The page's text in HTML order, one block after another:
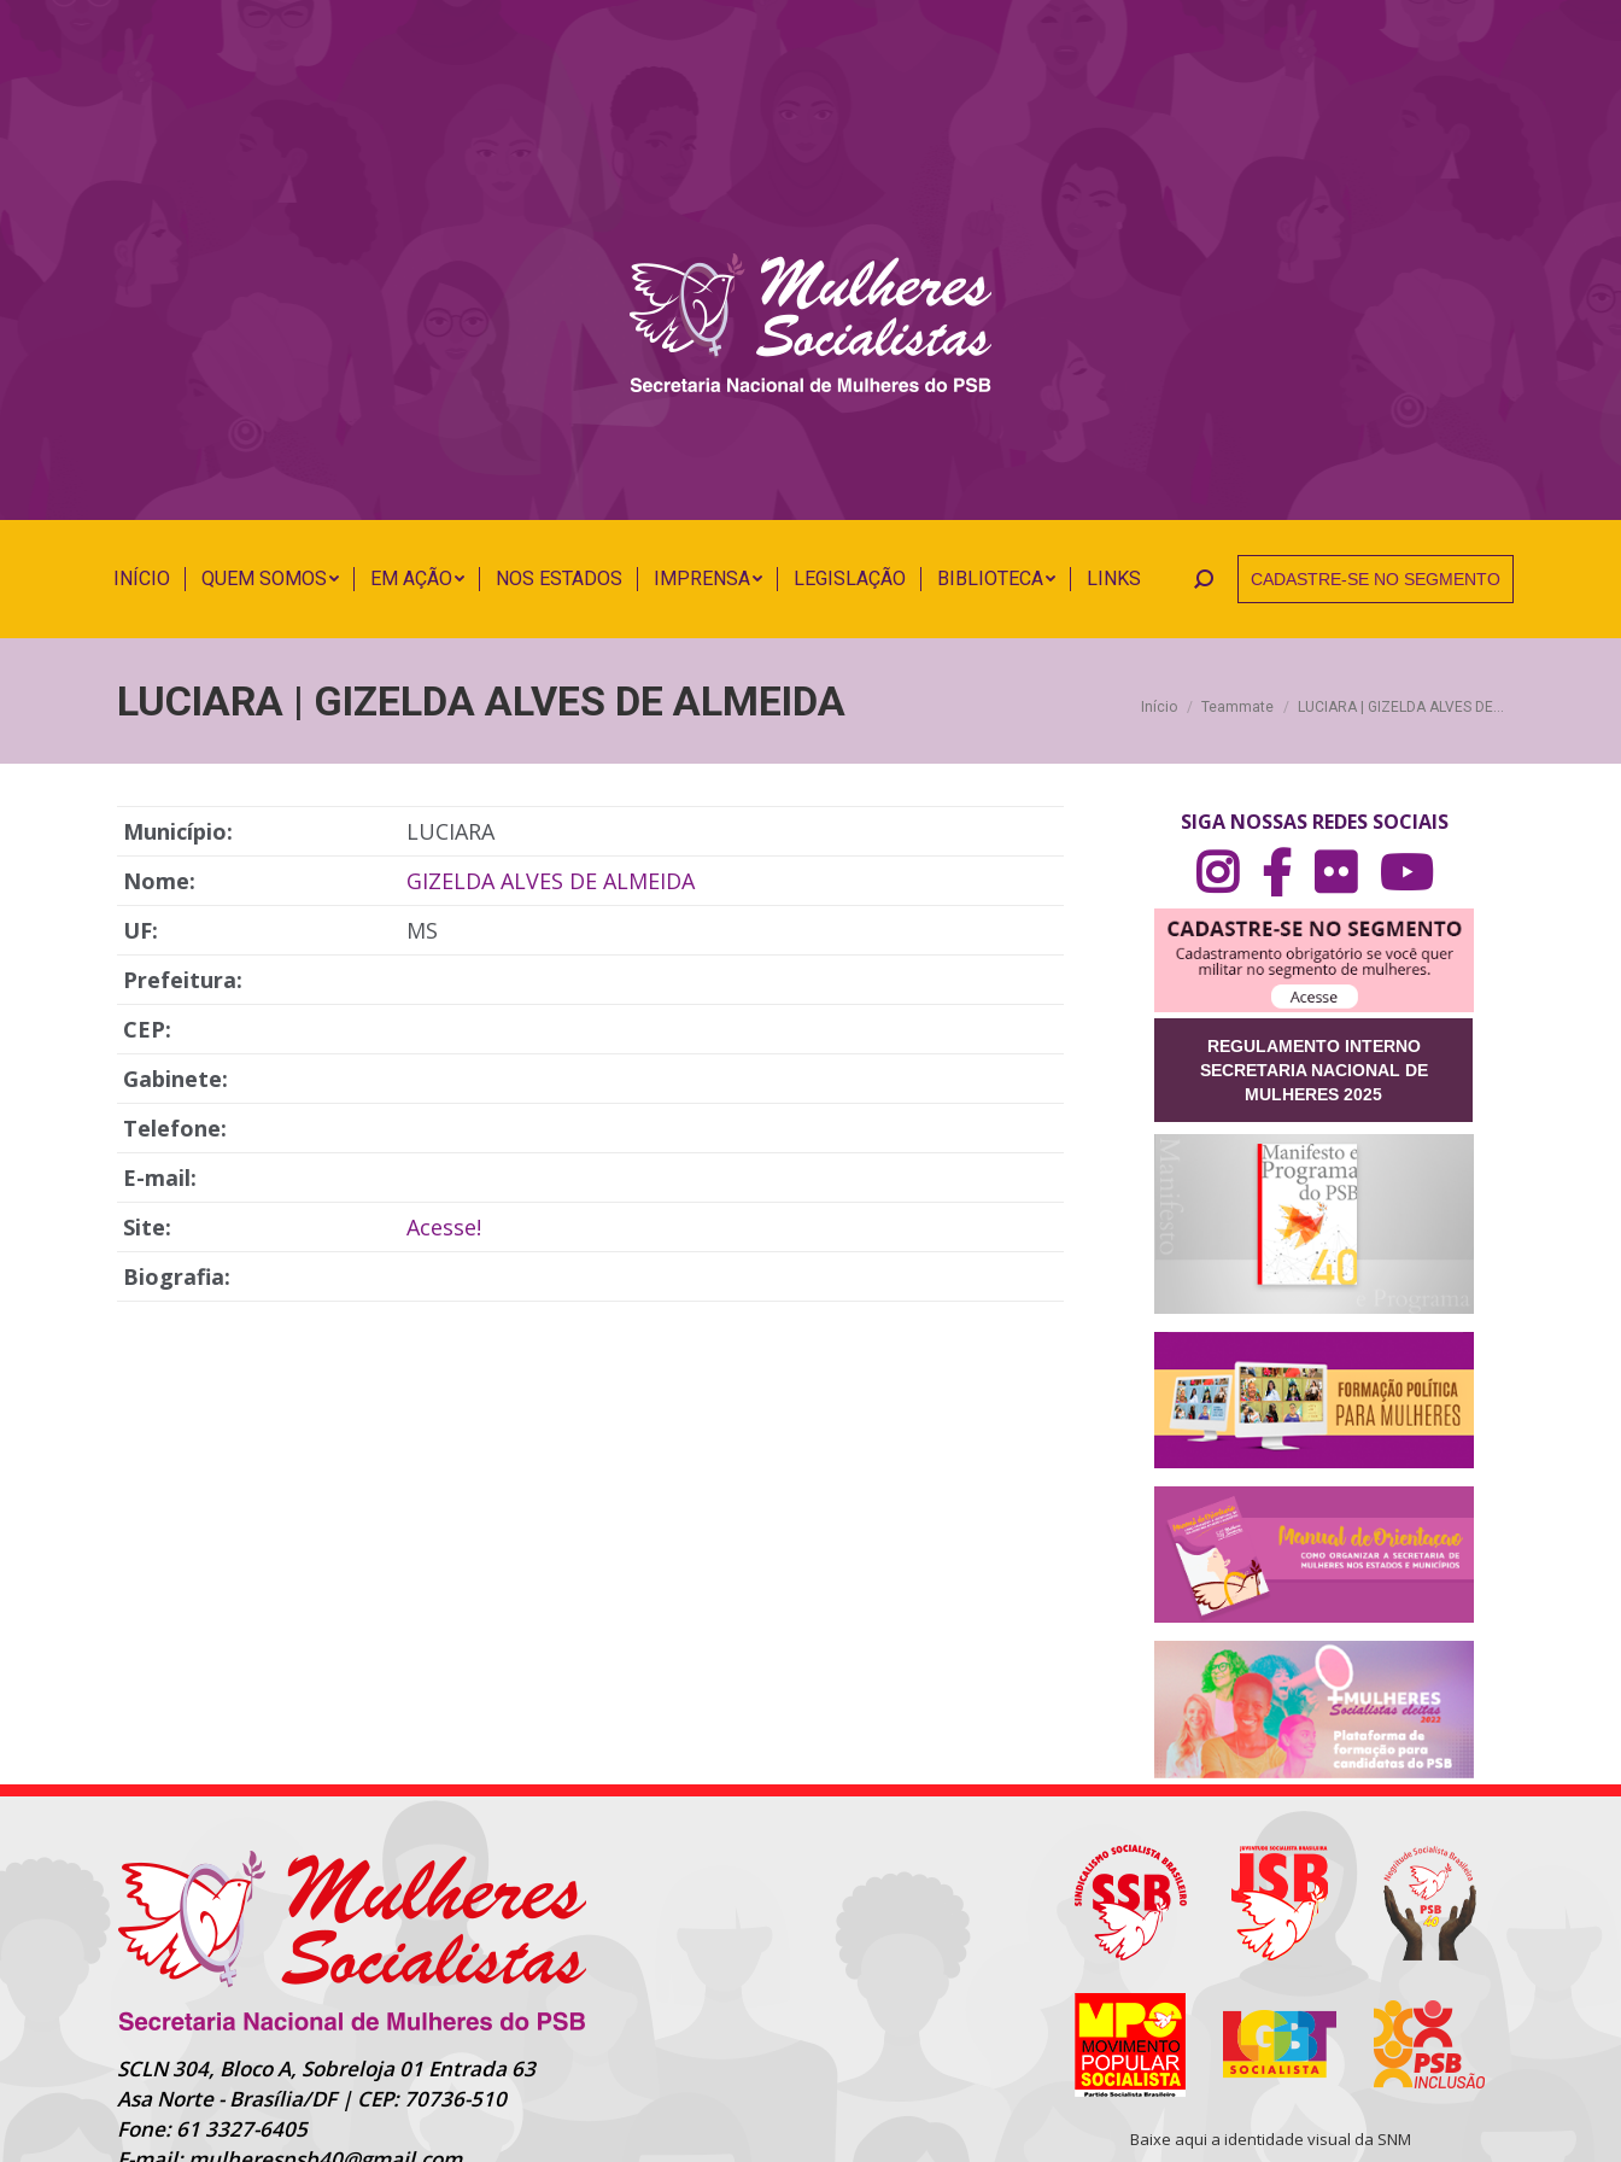
INÍCIO QUEM SOMOS EM AÇÃO NOS ESTADOS IMPRENSA LEGISLAÇÃO BIBLIOTECA LINKS Search:CADASTRE-SE NO SEGMENTO
LUCIARA | GIZELDA ALVES DE ALMEIDA Você está aqui:
Início Teammate LUCIARA | GIZELDA ALVES DE…
Município:
LUCIARA
Nome:
GIZELDA ALVES DE ALMEIDA
UF:
MS
Prefeitura:
CEP:
Gabinete:
Telefone:
E-mail:
Site:
Acesse!
Biografia:
SIGA NOSSAS REDES SOCIAIS
REGULAMENTO INTERNO
SECRETARIA NACIONAL DE
MULHERES 2025
SCLN 304, Bloco A, Sobreloja 01 Entrada 63
Asa Norte - Brasília/DF | CEP: 70736-510
Fone: 61 3327-6405
Baixe aqui a identidade visual da SNM